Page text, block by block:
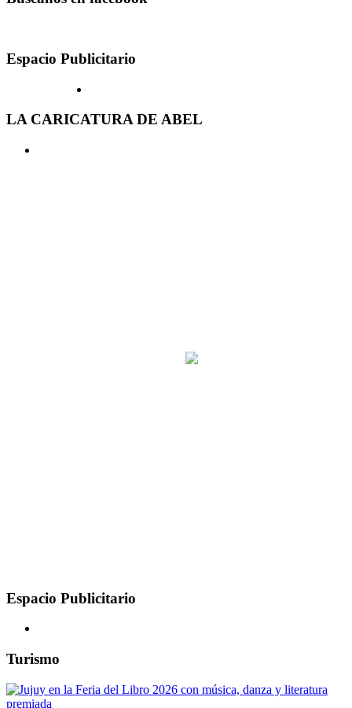
Espacio Publicitario
LA CARICATURA DE ABEL
Espacio Publicitario
Turismo